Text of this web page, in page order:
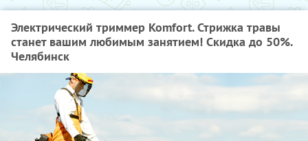
Электрический триммер Komfort. Стрижка травы
станет вашим любимым занятием! Скидка до 50%.
Челябинск